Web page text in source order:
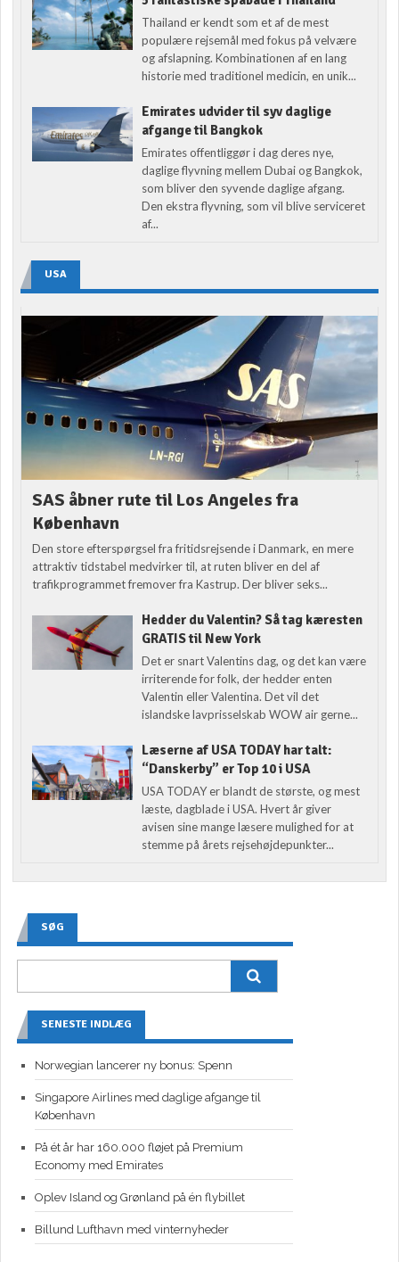
Thailand er kendt som et af de mest
populære rejsemål med fokus på velvære
og afslapning. Kombinationen af en lang
historie med traditionel medicin, en unik...
Emirates udvider til syv daglige
afgange til Bangkok
Emirates offentliggør i dag deres nye,
daglige flyvning mellem Dubai og Bangkok,
som bliver den syvende daglige afgang.
Den ekstra flyvning, som vil blive serviceret
af...
USA
SAS åbner rute til Los Angeles fra
København
Den store efterspørgsel fra fritidsrejsende i Danmark, en mere
attraktiv tidstabel medvirker til, at ruten bliver en del af
trafikprogrammet fremover fra Kastrup. Der bliver seks...
Hedder du Valentin? Så tag kæresten
GRATIS til New York
Det er snart Valentins dag, og det kan være
irriterende for folk, der hedder enten
Valentin eller Valentina. Det vil det
islandske lavprisselskab WOW air gerne...
Læserne af USA TODAY har talt:
“Danskerby” er Top 10 i USA
USA TODAY er blandt de største, og mest
læste, dagblade i USA. Hvert år giver
avisen sine mange læsere mulighed for at
stemme på årets rejsehøjdepunkter...
SØG
SENESTE INDLÆG
Norwegian lancerer ny bonus: Spenn
Singapore Airlines med daglige afgange til
København
På ét år har 160.000 fløjet på Premium
Economy med Emirates
Oplev Island og Grønland på én flybillet
Billund Lufthavn med vinternyheder